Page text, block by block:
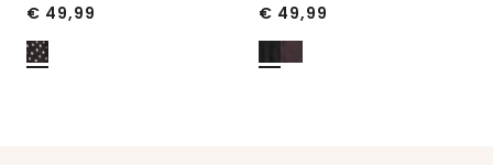
€ 49,99 € 49,99